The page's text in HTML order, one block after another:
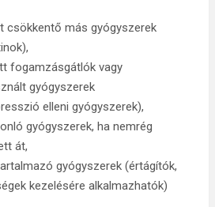
csökkentő más gyógyszerek
fogamzásgátlók vagy
gyógyszerek
elleni gyógyszerek),
gyógyszerek, ha nemrég
át,
gyógyszerek (értágítók,
kezelésére alkalmazhatók)